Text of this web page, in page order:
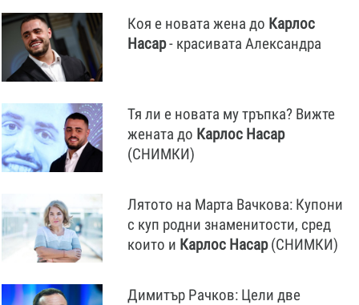
Коя е новата жена до Карлос
Насар- красивата Александра
Тя ли е новата му тръпка? Вижте
жената до Карлос Насар
(СНИМКИ)
Лятото на Марта Вачкова: Купони
с куп родни знаменитости, сред
които и Карлос Насар(СНИМКИ)
Димитър Рачков: Цели две